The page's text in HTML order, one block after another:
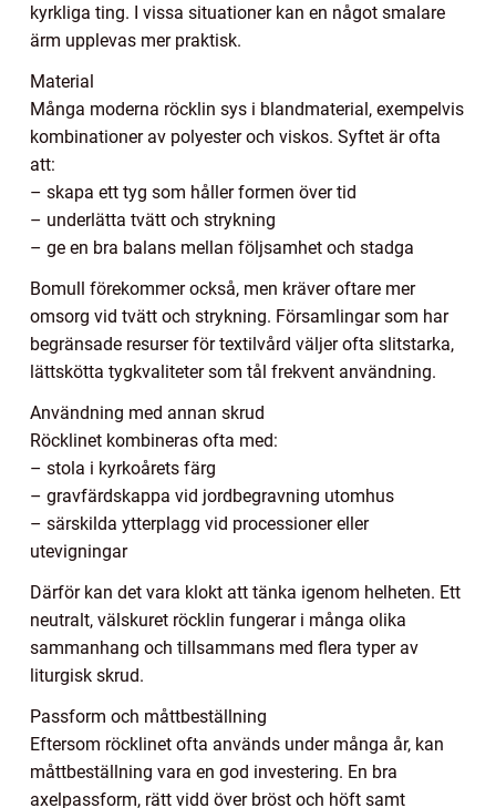
kyrkliga ting. I vissa situationer kan en något smalare
ärm upplevas mer praktisk.
Material
Många moderna röcklin sys i blandmaterial, exempelvis
kombinationer av polyester och viskos. Syftet är ofta
att:
– skapa ett tyg som håller formen över tid
– underlätta tvätt och strykning
– ge en bra balans mellan följsamhet och stadga
Bomull förekommer också, men kräver oftare mer
omsorg vid tvätt och strykning. Församlingar som har
begränsade resurser för textilvård väljer ofta slitstarka,
lättskötta tygkvaliteter som tål frekvent användning.
Användning med annan skrud
Röcklinet kombineras ofta med:
– stola i kyrkoårets färg
– gravfärdskappa vid jordbegravning utomhus
– särskilda ytterplagg vid processioner eller
utevigningar
Därför kan det vara klokt att tänka igenom helheten. Ett
neutralt, välskuret röcklin fungerar i många olika
sammanhang och tillsammans med flera typer av
liturgisk skrud.
Passform och måttbeställning
Eftersom röcklinet ofta används under många år, kan
måttbeställning vara en god investering. En bra
axelpassform, rätt vidd över bröst och höft samt